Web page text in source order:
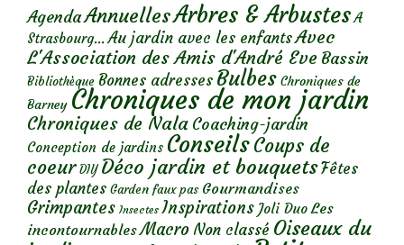
AgendaAnnuellesArbres & Arbustes A
Strasbourg... Au jardin avec les enfantsAvec
L'Association des Amis d'André Eve Bassin
Bibliothèque Bonnes adresses Bulbes Chroniques de
Barney Chroniques de mon jardin
Chroniques de Nala Coaching-jardin
Conception de jardins ConseilsCoups de
coeur DIY Déco jardin et bouquetsFêtes
des plantes Garden faux pas Gourmandises
Grimpantes Insectes Inspirations Joli Duo Les
incontournables Macro Non classé Oiseaux du